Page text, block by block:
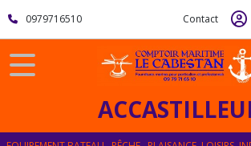
0979716510 Contact